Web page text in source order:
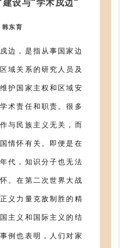
韩东育
边，是指从事国家边
域关系的研究人员及
护国家主权和区域安
术责任和职责。很多
与民族主义无关，而
情怀有关。即便是在
代，知识分子也无法
。在第二次世界大战
义力量克敌制胜的精
主义和国际主义的结
例也表明，人们对家